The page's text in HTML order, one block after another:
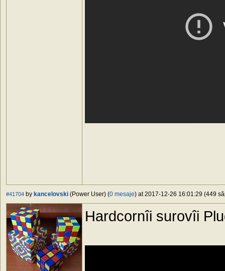
#41704 by kancelovski (Power User) (0 mesaje) at 2017-12-26 16:01:29 (449
Hardcornîi surovîi